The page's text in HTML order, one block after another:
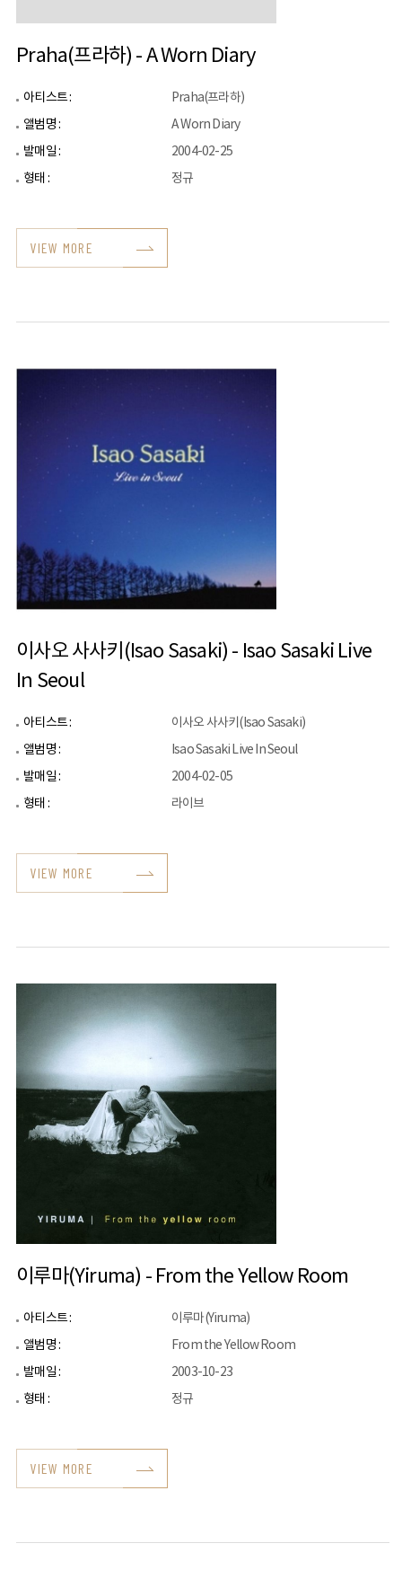
Praha(프라하) - A Worn Diary
아티스트 :
Praha(프라하)
앨범명 :
A Worn Diary
발매일 :
2004-02-25
형태 :
정규
VIEW MORE
이사오 사사키(Isao Sasaki) - Isao Sasaki Live
In Seoul
아티스트 :
이사오 사사키(Isao Sasaki)
앨범명 :
Isao Sasaki Live In Seoul
발매일 :
2004-02-05
형태 :
라이브
VIEW MORE
이루마(Yiruma) - From the Yellow Room
아티스트 :
이루마(Yiruma)
앨범명 :
From the Yellow Room
발매일 :
2003-10-23
형태 :
정규
VIEW MORE